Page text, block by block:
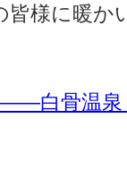
様に暖か
――白骨温